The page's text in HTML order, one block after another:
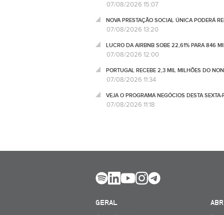
07/08/2026 15:07
NOVA PRESTAÇÃO SOCIAL ÚNICA PODERÁ
07/08/2026 13:20
LUCRO DA AIRBNB SOBE 22,61% PARA 846
07/08/2026 12:00
PORTUGAL RECEBE 2,3 MIL MILHÕES DO
07/08/2026 11:34
VEJA O PROGRAMA NEGÓCIOS DESTA
07/08/2026 11:18
GERAL